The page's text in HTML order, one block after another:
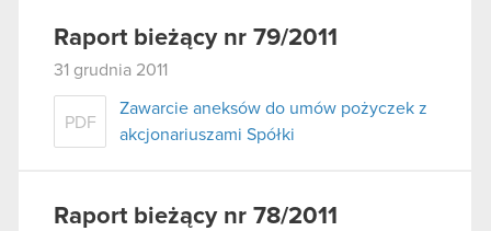
Raport bieżący nr 79/2011
31 grudnia 2011
PDF
Zawarcie aneksów do umów pożyczek z
akcjonariuszami Spółki
Raport bieżący nr 78/2011